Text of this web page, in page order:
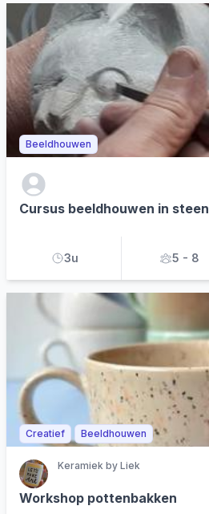
Beeldhouwen
Cursus beeldhouwen in steen
3u 5 - 8
Creatief Beeldhouwen
Keramiek by Liek
Workshop pottenbakken